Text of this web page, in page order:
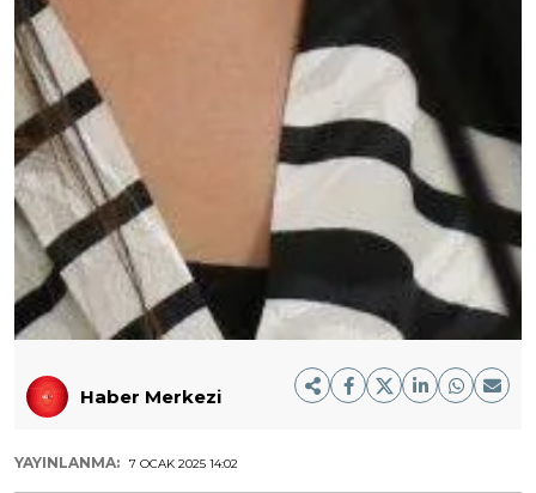
Haber Merkezi
YAYINLANMA: 7 OCAK 2025 14:02